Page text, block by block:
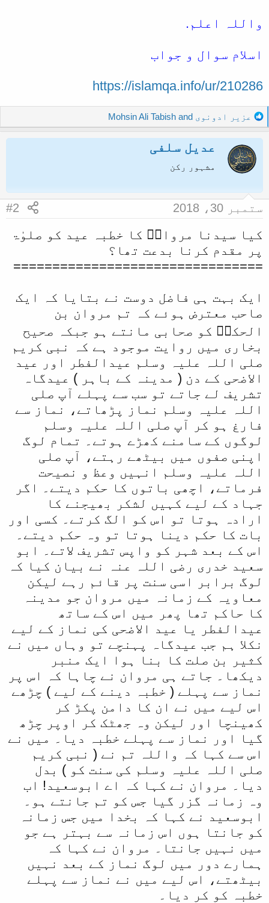
واللہ اعلم.
اسلام سوال و جواب
https://islamqa.info/ur/210286
R
e
a
c
t
o
عزیر ادونوی Mohsin Ali Tabish
عدیل سلفی
مشہور رکن
ستمبر 30، 2018 #2
کیا سیدنا مروانؓ کا خطبہ عید کو صلوٰۃ
پر مقدم کرنا بدعت تھا؟
================================
ایک بہت ہی فاضل دوست نے بتایا کہ ایک
صاحب معترض ہوئے کہ تم مروان بن
الحکمؓ کو صحابی مانتے ہو جبکہ صحیح
بخاری میں روایت موجود ہے کہ نبی کریم
صلی اللہ علیہ وسلم عیدالفطر اور عید
الاضحی کے دن ( مدینہ کے باہر ) عیدگاہ
تشریف لے جاتے تو سب سے پہلے آپ صلی
اللہ علیہ وسلم نماز پڑھاتے، نماز سے
فارغ ہو کر آپ صلی اللہ علیہ وسلم
لوگوں کے سامنے کھڑے ہوتے۔ تمام لوگ
اپنی صفوں میں بیٹھے رہتے، آپ صلی
اللہ علیہ وسلم انہیں وعظ و نصیحت
فرماتے، اچھی باتوں کا حکم دیتے۔ اگر
جہاد کے لیے کہیں لشکر بھیجنے کا
ارادہ ہوتا تو اس کو الگ کرتے۔ کسی اور
بات کا حکم دینا ہوتا تو وہ حکم دیتے۔
اس کے بعد شہر کو واپس تشریف لاتے۔ ابو
سعید خدری رضی اللہ عنہ نے بیان کیا کہ
لوگ برابر اسی سنت پر قائم رہے لیکن
معاویہ کے زمانہ میں مروان جو مدینہ
کا حاکم تھا پھر میں اس کے ساتھ
عیدالفطر یا عید الاضحی کی نماز کے لیے
نکلا ہم جب عیدگاہ پہنچے تو وہاں میں نے
کثیر بن صلت کا بنا ہوا ایک منبر
دیکھا۔ جاتے ہی مروان نے چاہا کہ اس پر
نماز سے پہلے ( خطبہ دینے کے لیے ) چڑھے
اس لیے میں نے ان کا دامن پکڑ کر
کھینچا اور لیکن وہ جھٹک کر اوپر چڑھ
گیا اور نماز سے پہلے خطبہ دیا۔ میں نے
اس سے کہا کہ واللہ تم نے ( نبی کریم
صلی اللہ علیہ وسلم کی سنت کو ) بدل
دیا۔ مروان نے کہا کہ اے ابوسعید! اب
وہ زمانہ گزر گیا جس کو تم جانتے ہو۔
ابوسعید نے کہا کہ بخدا میں جس زمانہ
کو جانتا ہوں اس زمانہ سے بہتر ہے جو
میں نہیں جانتا۔ مروان نے کہا کہ
ہمارے دور میں لوگ نماز کے بعد نہیں
بیٹھتے، اس لیے میں نے نماز سے پہلے
خطبہ کو کر دیا۔